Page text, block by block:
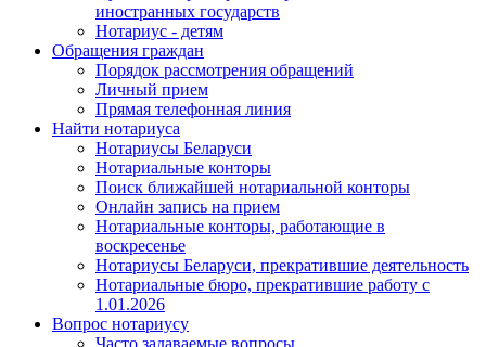
иностранных государств
Нотариус - детям
Обращения граждан
Порядок рассмотрения обращений
Личный прием
Прямая телефонная линия
Найти нотариуса
Нотариусы Беларуси
Нотариальные конторы
Поиск ближайшей нотариальной конторы
Онлайн запись на прием
Нотариальные конторы, работающие в
воскресенье
Нотариусы Беларуси, прекратившие деятельность
Нотариальные бюро, прекратившие работу с
1.01.2026
Вопрос нотариусу
Часто задаваемые вопросы